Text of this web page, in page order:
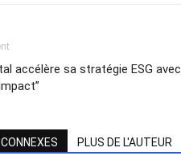
accélère sa stratégie ESG avec
PLUS DE L'AUTEUR